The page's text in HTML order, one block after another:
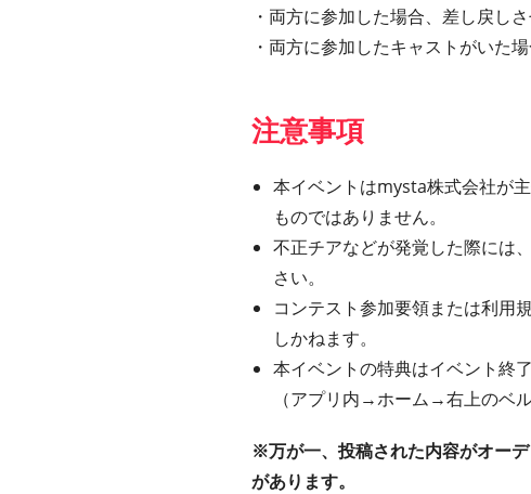
・両方に参加した場合、差し戻し
・両方に参加したキャストがいた
注意事項
本イベントはmysta株式会社が
ものではありません。
不正チアなどが発覚した際には
さい。
コンテスト参加要領または利用
しかねます。
本イベントの特典はイベント終
（アプリ内→ホーム→右上のベ
※万が一、投稿された内容がオー
があります。